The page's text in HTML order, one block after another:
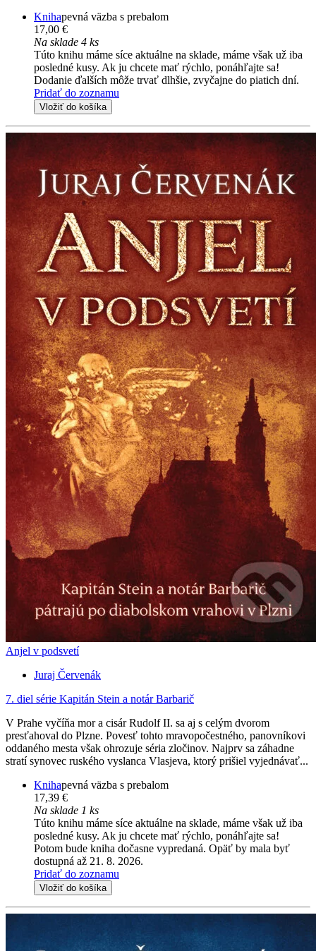
Knihapevná väzba s prebalom
17,00 €
Na sklade 4 ks
Túto knihu máme síce aktuálne na sklade, máme však už iba
posledné kusy. Ak ju chcete mať rýchlo, ponáhľajte sa!
Dodanie ďalších môže trvať dlhšie, zvyčajne do piatich dní.
Pridať do zoznamu
Vložiť do košíka
Anjel v podsvetí
Juraj Červenák
7. diel série Kapitán Stein a notár Barbarič
V Prahe vyčíňa mor a cisár Rudolf II. sa aj s celým dvorom
presťahoval do Plzne. Povesť tohto mravopočestného, panovníkovi
oddaného mesta však ohrozuje séria zločinov. Najprv sa záhadne
stratí synovec ruského vyslanca Vlasjeva, ktorý prišiel vyjednávať...
Knihapevná väzba s prebalom
17,39 €
Na sklade 1 ks
Túto knihu máme síce aktuálne na sklade, máme však už iba
posledné kusy. Ak ju chcete mať rýchlo, ponáhľajte sa!
Potom bude kniha dočasne vypredaná. Opäť by mala byť
dostupná až 21. 8. 2026.
Pridať do zoznamu
Vložiť do košíka